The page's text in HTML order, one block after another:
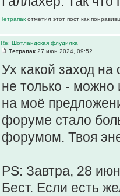
Тетрапак отметил этот пост как
Re: Шотландская флудилка
Тетрапак 27 июн 2024, 09:52
Ух какой заход
не только - можно
на моё
форуме стало
форумом. Твоя
PS: Завтра, 28
Бест. Если есть